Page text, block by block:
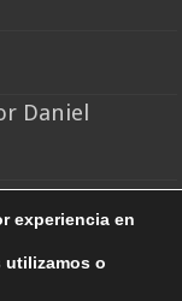
Daniel
experiencia en
utilizamos o